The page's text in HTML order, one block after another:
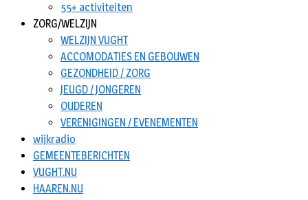
55+ activiteiten
ZORG/WELZIJN
WELZIJN VUGHT
ACCOMODATIES EN GEBOUWEN
GEZONDHEID / ZORG
JEUGD / JONGEREN
OUDEREN
VERENIGINGEN / EVENEMENTEN
wijkradio
GEMEENTEBERICHTEN
VUGHT.NU
HAAREN.NU